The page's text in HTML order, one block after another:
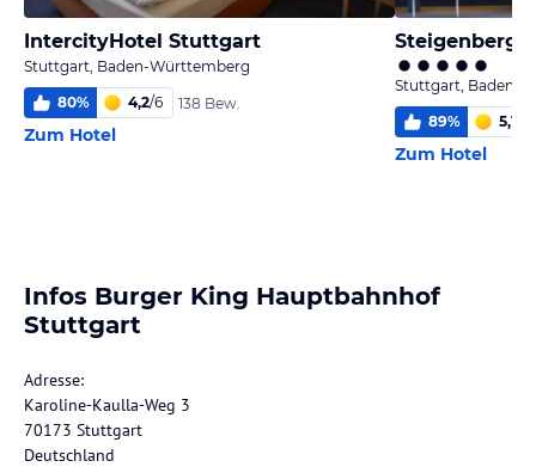
IntercityHotel Stuttgart
Stuttgart, Baden-Württemberg
80% 4,2/6 138 Bew.
Zum Hotel
Stuttgart, Baden-
89% 5,1
Zum Hotel
Infos Burger King Hauptbahnhof
Stuttgart
Adresse:
Karoline-Kaulla-Weg 3
70173 Stuttgart
Deutschland